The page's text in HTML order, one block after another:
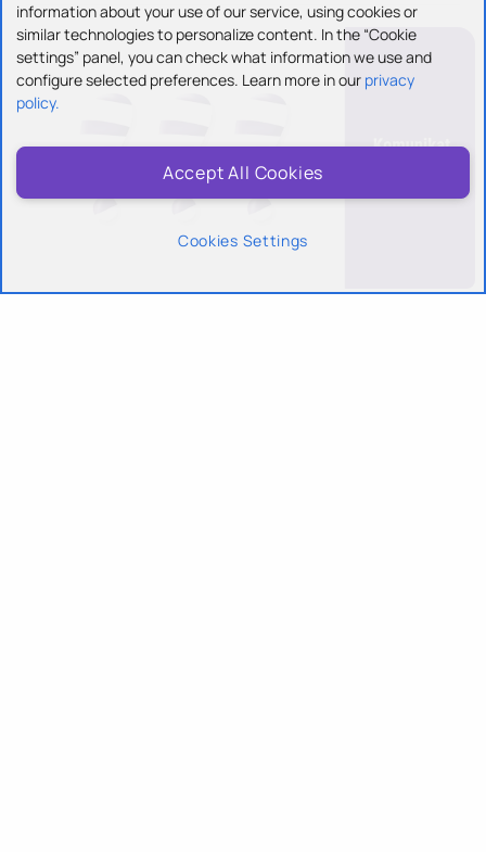
information about your use of our service, using cookies or
similar technologies to personalize content. In the “Cookie
settings” panel, you can check what information we use and
configure selected preferences. Learn more in our privacy
policy.
Accept All Cookies
Cookies Settings